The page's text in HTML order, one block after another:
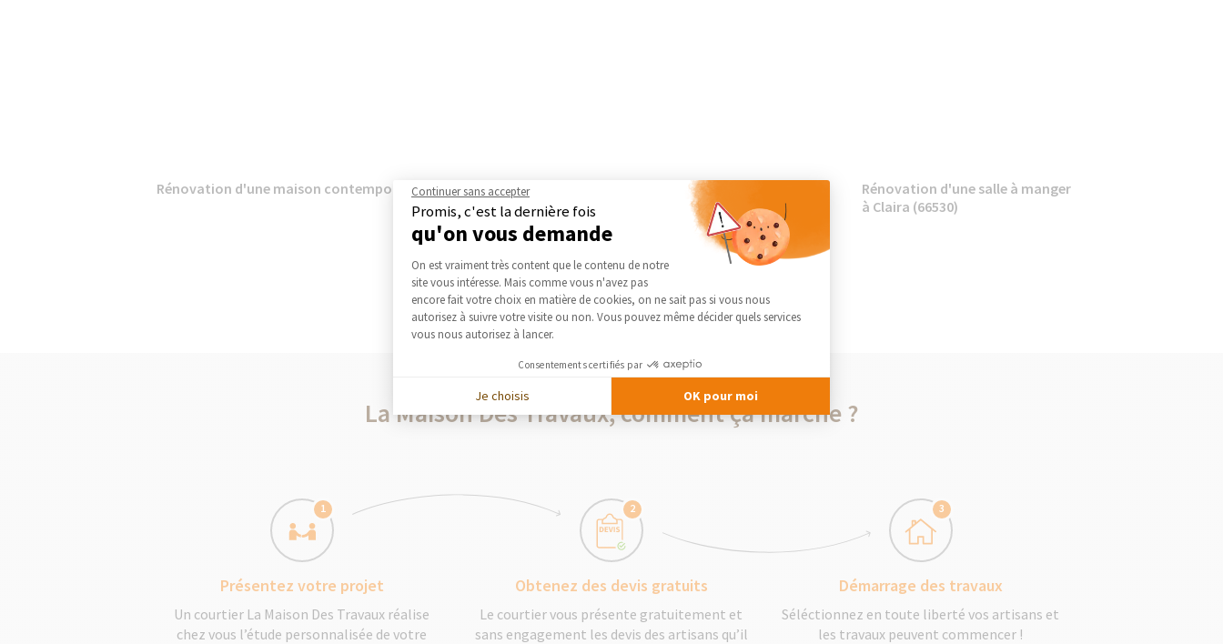
Rénovation d'une maison contemporaine à Perpignan...
Rénovation d'un espace salon à
Saint-Estève (66240...
Rénovation d'une salle à manger
à Claira (66530)
PLUS DE RÉALISATIONS DE SALON ET SALLE À MANGER
La Maison Des Travaux, comment ça marche ?
1
Présentez votre projet
Un courtier La Maison Des Travaux réalise
chez vous l’étude personnalisée de votre
2
Obtenez des devis gratuits
Le courtier vous présente gratuitement et
sans engagement les devis des artisans qu’il
3
Démarrage des travaux
Séléctionnez en toute liberté vos artisans et
les travaux peuvent commencer !
Continuer sans accepter
Promis, c'est la dernière fois
qu'on vous demande
Plateforme de Gestion du Consentement : Personnalisez vos Options
On est vraiment très content que le contenu de notre
site vous intéresse. Mais comme vous n'avez pas
encore fait votre choix en matière de cookies, on ne sait pas si vous nous
autorisez à suivre votre visite ou non. Vous pouvez même décider quels services
vous nous autorisez à lancer.
Consentements certifiés par
Je choisis OK pour moi
Axeptio consent